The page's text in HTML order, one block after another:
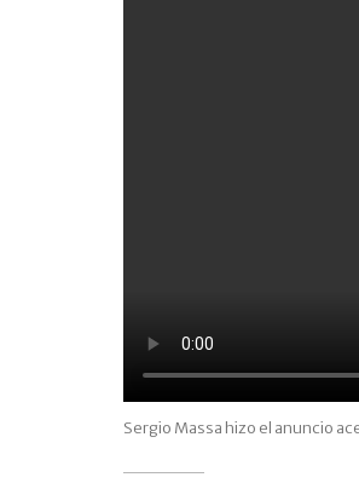
Sergio Massa hizo el anuncio